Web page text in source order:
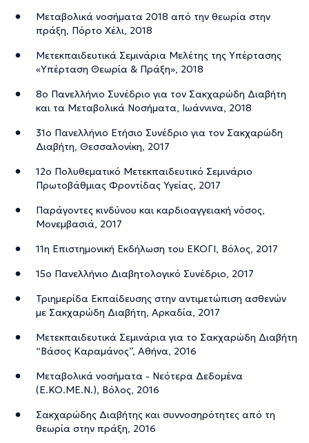
Μεταβολικά νοσήματα 2018 από την θεωρία στην
πράξη, Πόρτο Χέλι, 2018
Μετεκπαιδευτικά Σεμινάρια Μελέτης της Υπέρτασης
«Υπέρταση Θεωρία & Πράξη», 2018
8ο Πανελλήνιο Συνέδριο για τον Σακχαρώδη Διαβήτη
και τα Μεταβολικά Νοσήματα, Ιωάννινα, 2018
31ο Πανελλήνιο Ετήσιο Συνέδριο για τον Σακχαρώδη
Διαβήτη, Θεσσαλονίκη, 2017
12ο Πολυθεματικό Μετεκπαιδευτικό Σεμινάριο
Πρωτοβάθμιας Φροντίδας Υγείας, 2017
Παράγοντες κινδύνου και καρδιοαγγειακή νόσος,
Μονεμβασιά, 2017
11η Επιστημονική Εκδήλωση του ΕΚΟΓΙ, Βόλος, 2017
15ο Πανελλήνιο Διαβητολογικό Συνέδριο, 2017
Τριημερίδα Εκπαίδευσης στην αντιμετώπιση ασθενών
με Σακχαρώδη Διαβήτη, Αρκαδία, 2017
Μετεκπαιδευτικά Σεμινάρια για το Σακχαρώδη Διαβήτη
“Βάσος Καραμάνος”, Αθήνα, 2016
Μεταβολικά νοσήματα - Νεότερα Δεδομένα
(Ε.ΚΟ.ΜΕ.Ν.), Βόλος, 2016
Σακχαρώδης Διαβήτης και συννοσηρότητες από τη
θεωρία στην πράξη, 2016